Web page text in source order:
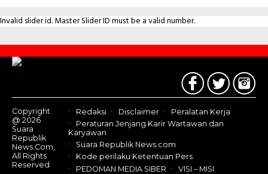
Invalid slider id. Master Slider ID must be a valid number.
Contact
Us
Copyright
@ 2026
Suara
Republik
News.Com,
All Rights
Reserved
Redaksi Disclaimer
Peralatan Kerja
Peraturan Jenjang Karir Wartawan dan
Karyawan
Suara Republik News.com
Kode perilaku Ketentuan Pers
PEDOMAN MEDIA SIBER
VISI – MISI